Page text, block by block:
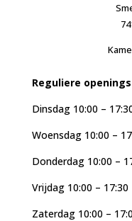
Reguliere
Dinsdag 10:00 –
Woensdag 10:00 –
Donderdag 10:00 –
Vrijdag 10:00 – 17:30
Zaterdag 10:00 –